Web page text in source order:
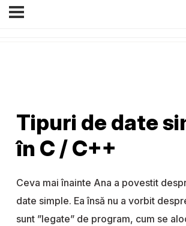
Tipuri de date
în C / C++
Ceva mai înainte Ana a povestit
date simple. Ea însă nu a vorbit
sunt ”legate” de program, cum se